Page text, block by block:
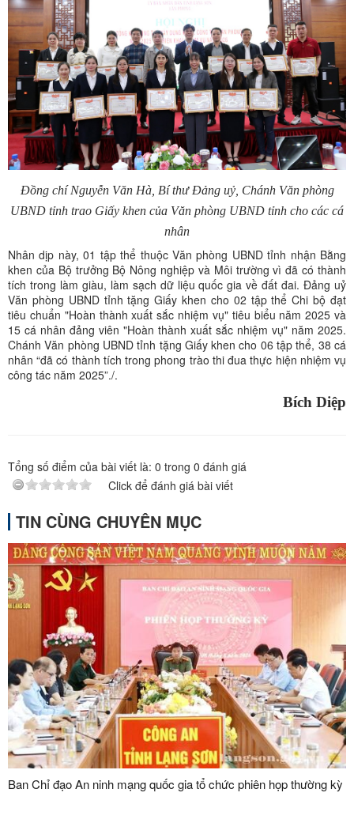
Đồng chí Nguyễn Văn Hà, Bí thư Đảng uỷ, Chánh Văn phòng
UBND tỉnh trao Giấy khen của Văn phòng UBND tỉnh cho các cá
nhân
Nhân dịp này, 01 tập thể thuộc Văn phòng UBND tỉnh nhận Bằng
khen của Bộ trưởng Bộ Nông nghiệp và Môi trường vì đã có thành
tích trong làm giàu, làm sạch dữ liệu quốc gia về đất đai. Đảng uỷ
Văn phòng UBND tỉnh tặng Giấy khen cho 02 tập thể Chi bộ đạt
tiêu chuẩn "Hoàn thành xuất sắc nhiệm vụ" tiêu biểu năm 2025 và
15 cá nhân đảng viên "Hoàn thành xuất sắc nhiệm vụ" năm 2025.
Chánh Văn phòng UBND tỉnh tặng Giấy khen cho 06 tập thể, 38 cá
nhân “đã có thành tích trong phong trào thi đua thực hiện nhiệm vụ
công tác năm 2025”./.
Bích Diệp
Tổng số điểm của bài viết là: 0 trong 0 đánh giá
Click để đánh giá bài viết
TIN CÙNG CHUYÊN MỤC
Ban Chỉ đạo An ninh mạng quốc gia tổ chức phiên họp thường kỳ